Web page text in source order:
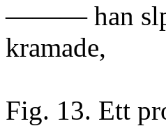
——— han
kramade,
Fig. 13. Ett